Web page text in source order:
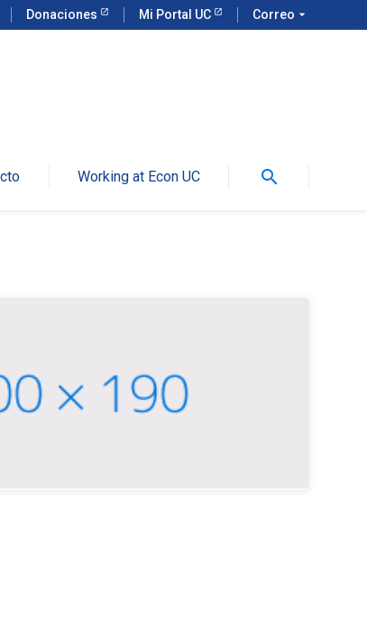
Donaciones Mi Portal UC Correo arrow_drop_down
Working at Econ UC search